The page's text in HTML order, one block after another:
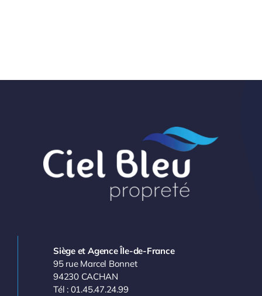
Siège et Agence Île-de-France
95 rue Marcel Bonnet
94230 CACHAN
Tél : 01.45.47.24.99